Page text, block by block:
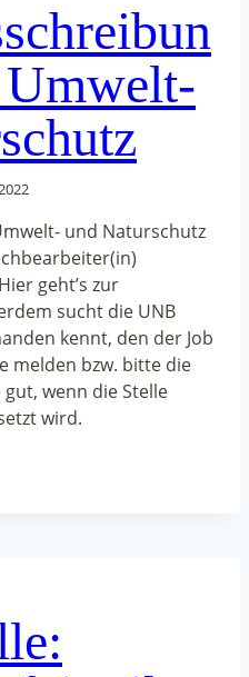
und Naturschutz
geht’s zur
sucht die UNB
kennt, den der Job
melden bzw. bitte die
wenn die Stelle
wird.